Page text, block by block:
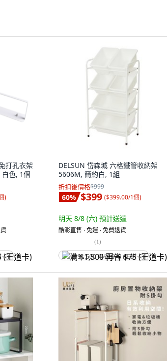
打孔衣架
色, 1個
)
卡)
DELSUN 岱森城 六格鐵管收納架
5606M, 簡約白, 1組
折扣後價格$999
60% $399 ($399.00/1個)
明天 8/8 (六) 預計送達
酷澎直售 ∙ 免運 ∙ 免費退貨
(1)
满 $1,500 再省 $75 (王道卡)